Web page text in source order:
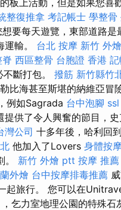
整復推拿 考記帳士 學整骨
要每天遊覽，東部道路是
輸。 台北 按摩 新竹 外燴
西區整骨 台胞證 香港
斷打包。 撥筋 新竹縣竹
比海甚至斯堪的納維亞冒
例如Sagrada 台中泡腳 ssl
提供了令人興奮的節目，
灣公司 十多年後，哈利回
他加入了Lovers 身體按
。 新竹 外燴 ptt 按摩 推薦
外燴 台中按摩排毒推薦
起旅行。 您可以在
乞力室地理公園的特殊石